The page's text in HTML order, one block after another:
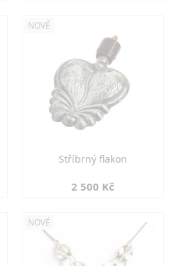
NOVÉ
Stříbrný flakon
2 500 Kč
NOVÉ